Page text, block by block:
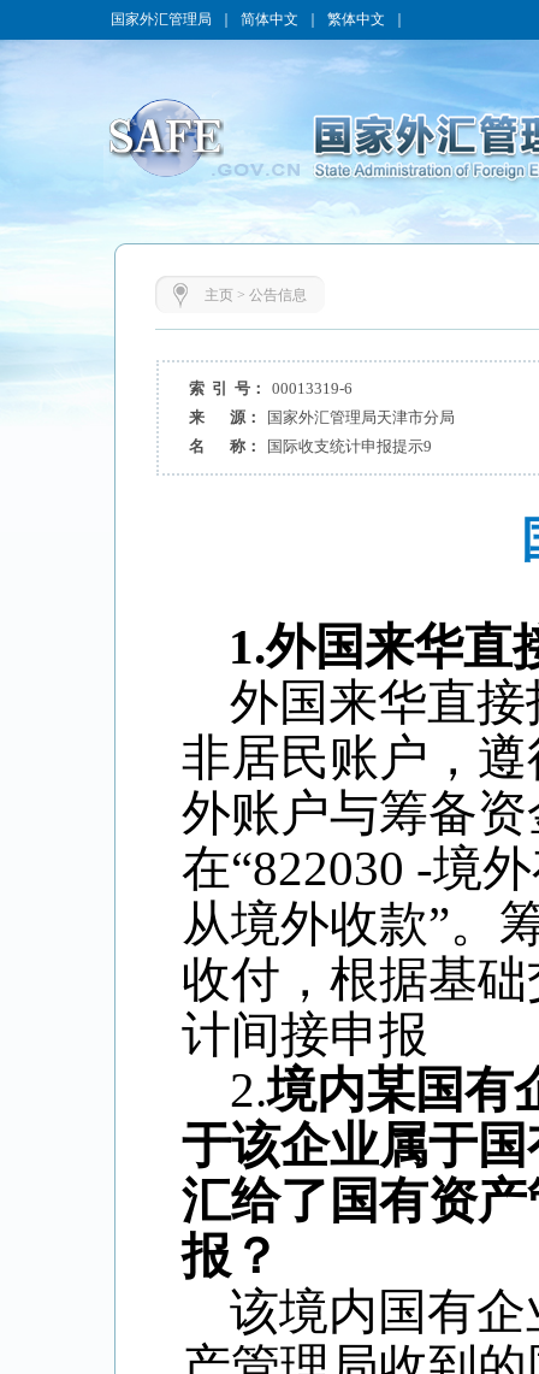
国家外汇管理局 简体中文 繁体中文
主页> 公告信息
索 引 号：
00013319-6
来 源：
国家外汇管理局天津市分局
名 称：
国际收支统计申报提示9
1.外国来华直
外国来华直
非居民账户，
外账户与筹备
在“822030 -境
从境外收款”。
收付，根据基
计间接申报
2.境内某国有
于该企业属于
汇给了国有资
报？
该境内国有企